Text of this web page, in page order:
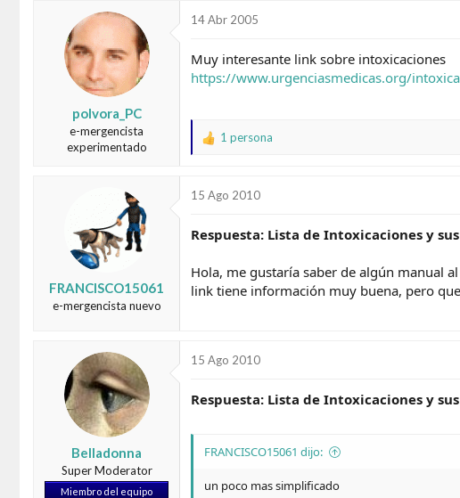
h
a
d
i
n
i
c
polvora_PC
e-mergencista
experimentado
14 Abr 2005
Muy interesante link sobre intoxicaciones
https://www.urgenciasmedicas.org/
R
c
o
e
s
1 persona
FRANCISCO15061
e-mergencista nuevo
15 Ago 2010
Respuesta: Lista de Intoxicaciones y
Hola, me gustaría saber de algún manual
link tiene información muy buena, pero
Belladonna
Super Moderator
Miembro del equipo
15 Ago 2010
Respuesta: Lista de Intoxicaciones y
FRANCISCO15061 dijo:
un poco mas simplificado